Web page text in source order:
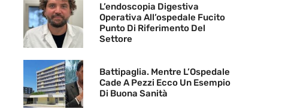
L’endoscopia Digestiva
Operativa All’ospedale Fucito
Punto Di Riferimento Del
Settore
Battipaglia. Mentre L’Ospedale
Cade A Pezzi Ecco Un Esempio
Di Buona Sanità